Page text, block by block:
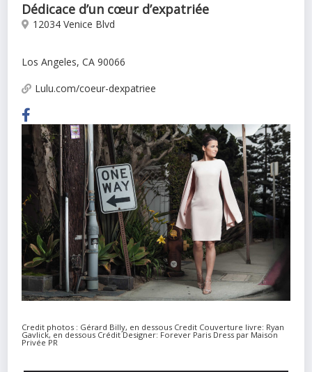
Dédicace d’un cœur d’expatriée
12034 Venice Blvd
Los Angeles, CA 90066
Lulu.com/coeur-dexpatriee
Credit photos : Gérard Billy, en dessous Credit Couverture livre: Ryan
Gavlick, en dessous Crédit Designer: Forever Paris Dress par Maison
Privée PR